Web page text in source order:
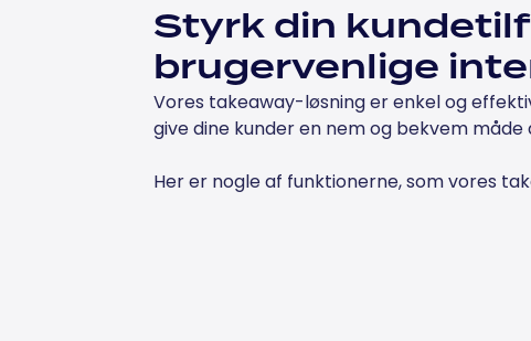
Styrk din
brugervenlige
Vores takeaway-løsning er enkel og
give dine kunder en nem og bekvem
Her er nogle af funktionerne, som vores